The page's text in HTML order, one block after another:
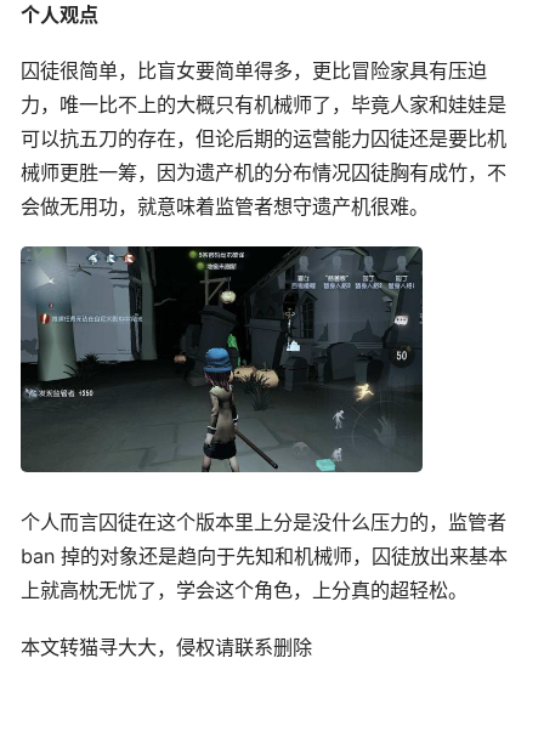
个人观点
囚徒很简单，比盲女要简单得多，更比冒险家具有压迫
力，唯一比不上的大概只有机械师了，毕竟人家和娃娃是
可以抗五刀的存在，但论后期的运营能力囚徒还是要比机
械师更胜一筹，因为遗产机的分布情况囚徒胸有成竹，不
会做无用功，就意味着监管者想守遗产机很难。
个人而言囚徒在这个版本里上分是没什么压力的，监管者
ban 掉的对象还是趋向于先知和机械师，囚徒放出来基本
上就高枕无忧了，学会这个角色，上分真的超轻松。
本文转猫寻大大，侵权请联系删除